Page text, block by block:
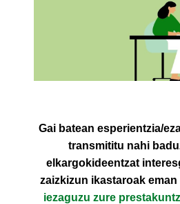
Gai batean esperientzia/
transmititu nahi
elkargokideentzat
zaizkizun ikastaroak
iezaguzu zure